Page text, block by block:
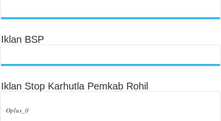
Iklan BSP
Iklan Stop Karhutla Pemkab Rohil
Oplus_0